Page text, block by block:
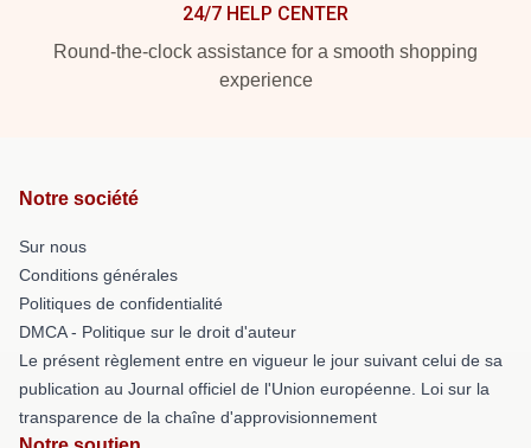
24/7 HELP CENTER
Round-the-clock assistance for a smooth shopping
experience
Notre société
Sur nous
Conditions générales
Politiques de confidentialité
DMCA - Politique sur le droit d'auteur
Le présent règlement entre en vigueur le jour suivant celui de sa
publication au Journal officiel de l'Union européenne. Loi sur la
transparence de la chaîne d'approvisionnement